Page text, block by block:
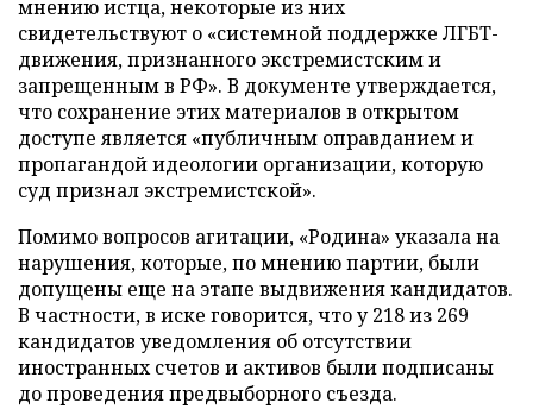
мнению истца, некоторые из них
свидетельствуют о «системной поддержке ЛГБТ-
движения, признанного экстремистским и
запрещенным в РФ». В документе утверждается,
что сохранение этих материалов в открытом
доступе является «публичным оправданием и
пропагандой идеологии организации, которую
суд признал экстремистской».
Помимо вопросов агитации, «Родина» указала на
нарушения, которые, по мнению партии, были
допущены еще на этапе выдвижения кандидатов.
В частности, в иске говорится, что у 218 из 269
кандидатов уведомления об отсутствии
иностранных счетов и активов были подписаны
до проведения предвыборного съезда.